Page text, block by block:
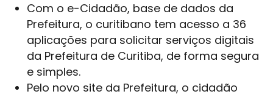
Com o e-Cidadão, base de dados da
Prefeitura, o curitibano tem acesso a 36
aplicações para solicitar serviços digitais
da Prefeitura de Curitiba, de forma segura
e simples.
Pelo novo site da Prefeitura, o cidadão